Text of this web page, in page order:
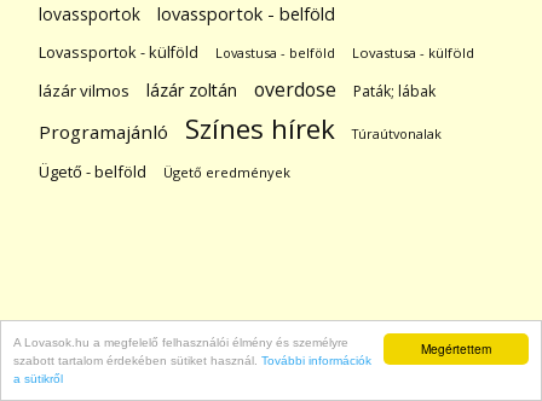
Megértettem
A Lovasok.hu a megfelelő felhasználói élmény és személyre
szabott tartalom érdekében sütiket használ. További információk
a sütikről
lovassportok lovassportok - belföld
Lovassportok - külföld Lovastusa - belföld Lovastusa - külföld
lázár vilmos lázár zoltán overdose Paták; lábak
Programajánló Színes hírek Túraútvonalak
Ügető - belföld Ügető eredmények